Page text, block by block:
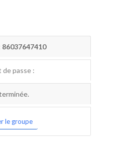
86037647410
de passe :
le groupe